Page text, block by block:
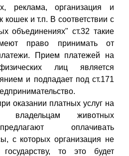
реклама, организация и
кошек и т.п. В соответствии с
объединениях" ст.32 такие
право принимать от
Прием платежей на
лиц является
и подпадает под ст.171
оказании платных услуг на
владельцам животных
оплачивать
с которых организация не
то это будет